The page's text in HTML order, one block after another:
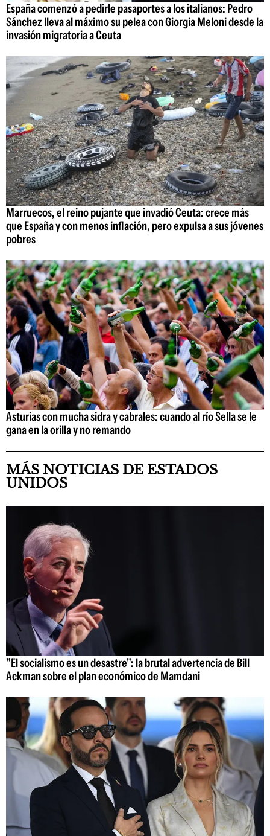
España comenzó a pedirle pasaportes a los italianos: Pedro
Sánchez lleva al máximo su pelea con Giorgia Meloni desde la
invasión migratoria a Ceuta
Marruecos, el reino pujante que invadió Ceuta: crece más
que España y con menos inflación, pero expulsa a sus jóvenes
pobres
Asturias con mucha sidra y cabrales: cuando al río Sella se le
gana en la orilla y no remando
MÁS NOTICIAS DE ESTADOS
UNIDOS
"El socialismo es un desastre": la brutal advertencia de Bill
Ackman sobre el plan económico de Mamdani